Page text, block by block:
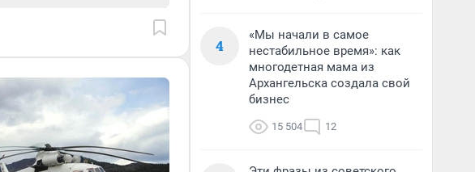
4
«Мы начали в самое
нестабильное время»: как
многодетная мама из
Архангельска создала свой
бизнес
15 504 12